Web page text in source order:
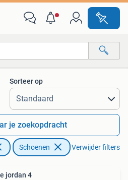
Sorteer op
je zoekopdracht
Schoenen Verwijder filters
jordan 4